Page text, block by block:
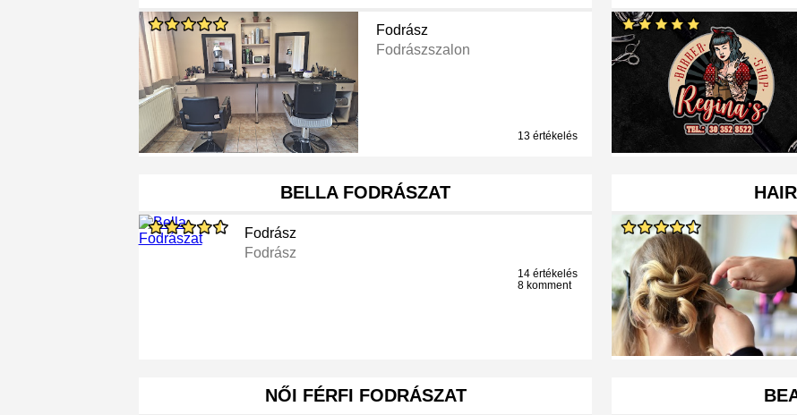
Fodrász
Fodrászszalon
13 értékelés
BELLA FODRÁSZAT
Fodrász
Fodrász
14 értékelés
8 komment
NŐI FÉRFI FODRÁSZAT